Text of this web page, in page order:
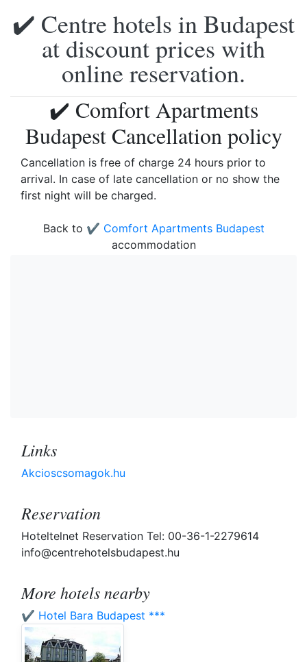
✔️ Centre hotels in Budapest
at discount prices with
online reservation.
✔️ Comfort Apartments
Budapest Cancellation policy
Cancellation is free of charge 24 hours prior to
arrival. In case of late cancellation or no show the
first night will be charged.
Back to ✔️ Comfort Apartments Budapest
accommodation
Links
Akcioscsomagok.hu
Reservation
Hoteltelnet Reservation Tel: 00-36-1-2279614
info@centrehotelsbudapest.hu
More hotels nearby
✔️ Hotel Bara Budapest ***